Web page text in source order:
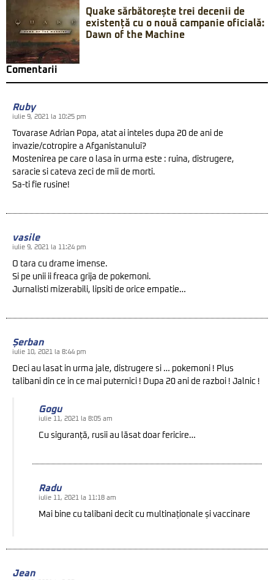
Quake sărbătorește trei decenii de
existență cu o nouă campanie oficială:
Dawn of the Machine
Comentarii
Ruby
iulie 9, 2021 la 10:25 pm
Tovarase Adrian Popa, atat ai inteles dupa 20 de ani de
invazie/cotropire a Afganistanului?
Mostenirea pe care o lasa in urma este : ruina, distrugere,
saracie si cateva zeci de mii de morti.
Sa-ti fie rusine!
vasile
iulie 9, 2021 la 11:24 pm
O tara cu drame imense.
Si pe unii ii freaca grija de pokemoni.
Jurnalisti mizerabili, lipsiti de orice empatie…
Șerban
iulie 10, 2021 la 8:44 pm
Deci au lasat in urma jale, distrugere si … pokemoni ! Plus
talibani din ce in ce mai puternici ! Dupa 20 ani de razboi ! Jalnic !
Gogu
iulie 11, 2021 la 8:05 am
Cu siguranță, rusii au lăsat doar fericire…
Radu
iulie 11, 2021 la 11:18 am
Mai bine cu talibani decit cu multinaționale și vaccinare
Jean